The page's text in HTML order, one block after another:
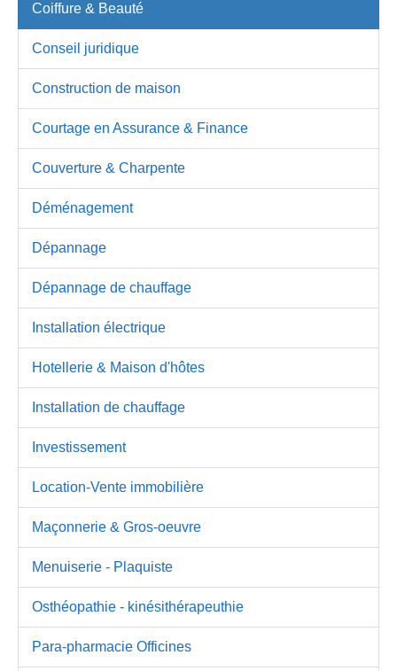
Coiffure & Beauté
Conseil juridique
Construction de maison
Courtage en Assurance & Finance
Couverture & Charpente
Déménagement
Dépannage
Dépannage de chauffage
Installation électrique
Hotellerie & Maison d'hôtes
Installation de chauffage
Investissement
Location-Vente immobilière
Maçonnerie & Gros-oeuvre
Menuiserie - Plaquiste
Osthéopathie - kinésithérapeuthie
Para-pharmacie Officines